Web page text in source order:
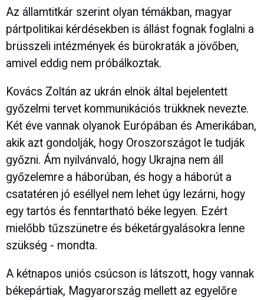
Az államtitkár szerint olyan témákban, magyar
pártpolitikai kérdésekben is állást fognak foglalni a
brüsszeli intézmények és bürokraták a jövőben,
amivel eddig nem próbálkoztak.
Kovács Zoltán az ukrán elnök által bejelentett
győzelmi tervet kommunikációs trükknek nevezte.
Két éve vannak olyanok Európában és Amerikában,
akik azt gondolják, hogy Oroszországot le tudják
győzni. Ám nyilvánvaló, hogy Ukrajna nem áll
győzelemre a háborúban, és hogy a háborút a
csatatéren jó eséllyel nem lehet úgy lezárni, hogy
egy tartós és fenntartható béke legyen. Ezért
mielőbb tűzszünetre és béketárgyalásokra lenne
szükség - mondta.
A kétnapos uniós csúcson is látszott, hogy vannak
békepártiak, Magyarország mellett az egyelőre